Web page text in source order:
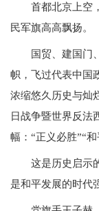
首都北京上空，
民军旗高高飘扬。
国贸、建国门、
帜，飞过代表中国
浓缩悠久历史与灿
日战争暨世界反法
幅：“正义必胜”“和
这是历史启示的
是和平发展的时代